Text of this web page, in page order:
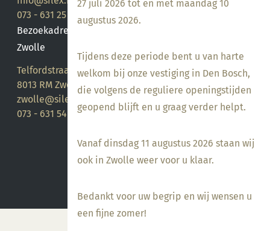
27 juli 2026 tot en met maandag 10
augustus 2026.
Tijdens deze periode bent u van harte
welkom bij onze vestiging in Den Bosch,
die volgens de reguliere openingstijden
geopend blijft en u graag verder helpt.
Vanaf dinsdag 11 augustus 2026 staan wij
ook in Zwolle weer voor u klaar.
Bedankt voor uw begrip en wij wensen u
een fijne zomer!
073 - 631 25 28
Bezoekadres
Zwolle
Telfordstraat 14
8013 RM Zwolle
zwolle@silex.nl
073 - 631 54 05